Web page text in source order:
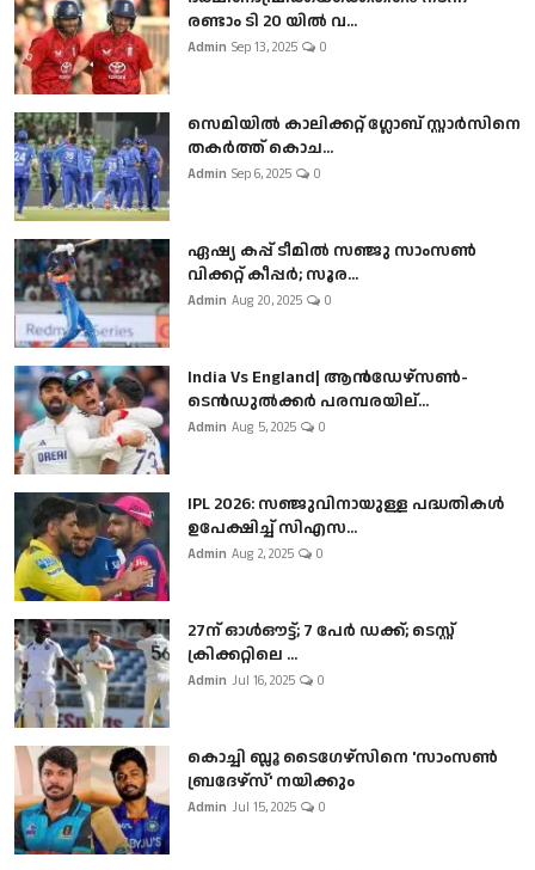
രണ്ടാം ടി 20 യിൽ വ...
Admin Sep 13, 2025 0
സെമിയിൽ കാലിക്കറ്റ് ഗ്ലോബ് സ്റ്റാർസിനെ
തകർത്ത് കൊച...
Admin Sep 6, 2025 0
ഏഷ്യ കപ്പ് ടീമിൽ സഞ്ജു സാംസൺ
വിക്കറ്റ് കീപ്പർ; സൂര...
Admin Aug 20, 2025 0
India Vs England| ആൻഡേഴ്സൺ-
ടെൻഡുല്‍ക്കർ പരമ്പരയില്...
Admin Aug 5, 2025 0
IPL 2026: സഞ്ജുവിനായുള്ള പദ്ധതികൾ
ഉപേക്ഷിച്ച് സിഎസ...
Admin Aug 2, 2025 0
27ന് ഓൾഔട്ട്; 7 പേർ ഡക്ക്; ടെസ്റ്റ്
ക്രിക്കറ്റിലെ ...
Admin Jul 16, 2025 0
കൊച്ചി ബ്ലൂ ടൈഗേഴ്സിനെ 'സാംസൺ
ബ്രദേഴ്സ്' നയിക്കും
Admin Jul 15, 2025 0